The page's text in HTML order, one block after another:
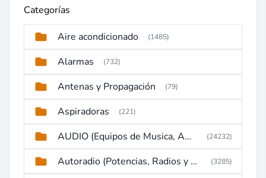
Categorías
Aire acondicionado (1485)
Alarmas (732)
Antenas y Propagación (79)
Aspiradoras (221)
AUDIO (Equipos de Musica, Amplificadores, Reproductores, Etc) (24232)
Autoradio (Potencias, Radios y DVD) (3285)